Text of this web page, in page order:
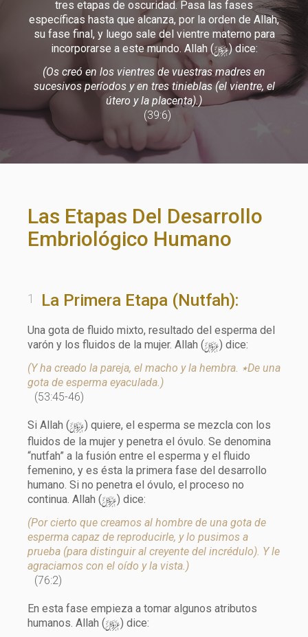
tres etapas de oscuridad. Pasa las fases
específicas hasta que alcanza, por la orden de Allah,
su fase final, y luego sale del vientre materno para
incorporarse a este mundo. Allah (y) dice:
(Os creó en los vientres de vuestras madres en
sucesivos períodos y en tres tinieblas (el vientre, el
útero y la placenta).)
(39:6)
Las Etapas Del Desarrollo
Embriológico Humano
La Primera Etapa (Nutfah):
Una gota de fluido mixto, resultado del esperma del
varón y los fluidos de la mujer. Allah (y) dice:
(Y ha creado la pareja, el macho y la hembra. ٭De una
gota de esperma eyaculada.)
(53:45-46)
Si Allah (y) quiere, el esperma se mezcla con los
fluidos de la mujer y penetra el óvulo. Se denomina
“nutfah” a la fusión entre el esperma y el fluido
femenino, y es ésta la primera fase del desarrollo
humano. Si no penetra el óvulo, el proceso no
continua. Allah (y) dice:
(Por cierto que creamos al hombre de una gota de
esperma capaz de reproducirle, y lo pusimos a
prueba (para distinguir al creyente del incrédulo). Y le
agraciamos con el oído y la vista.)
(76:2)
En esta fase empieza a tomar algunos atributos
humanos. Allah (y) dice: